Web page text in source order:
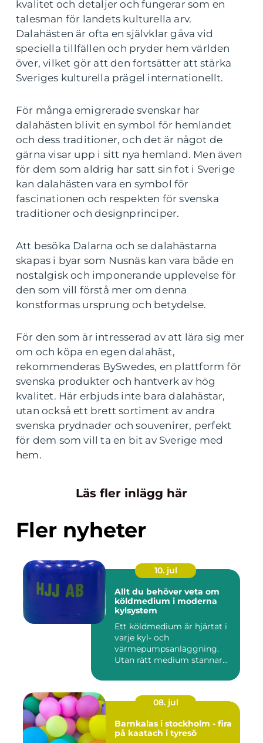
kvalitet och detaljer och fungerar som en
talesman för landets kulturella arv.
Dalahästen är ofta en självklar gåva vid
speciella tillfällen och pryder hem världen
över, vilket gör att den fortsätter att stärka
Sveriges kulturella prägel internationellt.
För många emigrerade svenskar har
dalahästen blivit en symbol för hemlandet
och dess traditioner, och det är något de
gärna visar upp i sitt nya hemland. Men även
för dem som aldrig har satt sin fot i Sverige
kan dalahästen vara en symbol för
fascinationen och respekten för svenska
traditioner och designprinciper.
Att besöka Dalarna och se dalahästarna
skapas i byar som Nusnäs kan vara både en
nostalgisk och imponerande upplevelse för
den som vill förstå mer om denna
konstformas ursprung och betydelse.
För den som är intresserad av att lära sig mer
om och köpa en egen dalahäst,
rekommenderas BySwedes, en plattform för
svenska produkter och hantverk av hög
kvalitet. Här erbjuds inte bara dalahästar,
utan också ett brett sortiment av andra
svenska prydnader och souvenirer, perfekt
för dem som vill ta en bit av Sverige med
hem.
Läs fler inlägg här
Fler nyheter
10. jul
Allt du behöver veta om
köldmedium i moderna
kylsystem
Ett köldmedium är hjärtat i
varje kyl- och
värmepumpsanläggning.
Utan rätt medium stannar
08. jul
Barnkalas i stockholm - fira
på kaatach i tyresö